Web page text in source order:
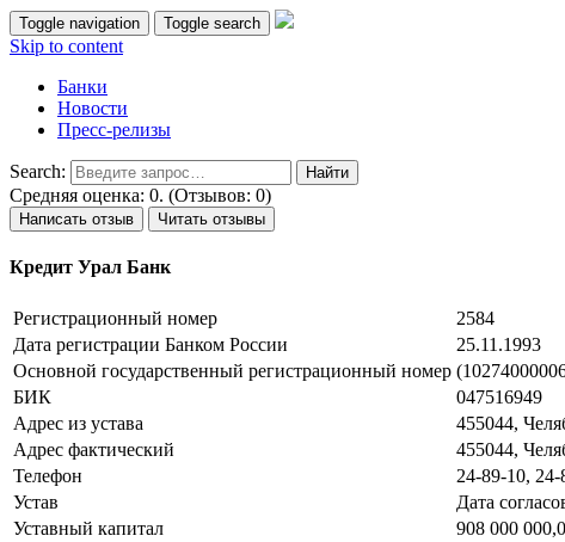
Toggle navigation Toggle search
Skip to content
Банки
Новости
Пресс-релизы
Search:
Средняя оценка: 0. (Отзывов: 0)
Написать отзыв Читать отзывы
Кредит Урал Банк
Регистрационный номер
2584
Дата регистрации Банком России
25.11.1993
Основной государственный регистрационный номер
БИК
047516949
Адрес из устава
455044,
Адрес фактический
455044,
Телефон
24-89-10, 24-
Устав
Дата
Уставный капитал
908 000